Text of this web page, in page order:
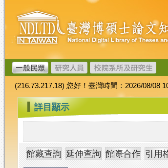
跳
到
主
要
內
容
臺
灣
博
碩
士
論
文
加
值
系
統
(216.73.217.18) 您好！臺灣時間：2026/08/08
::: 詳目顯示